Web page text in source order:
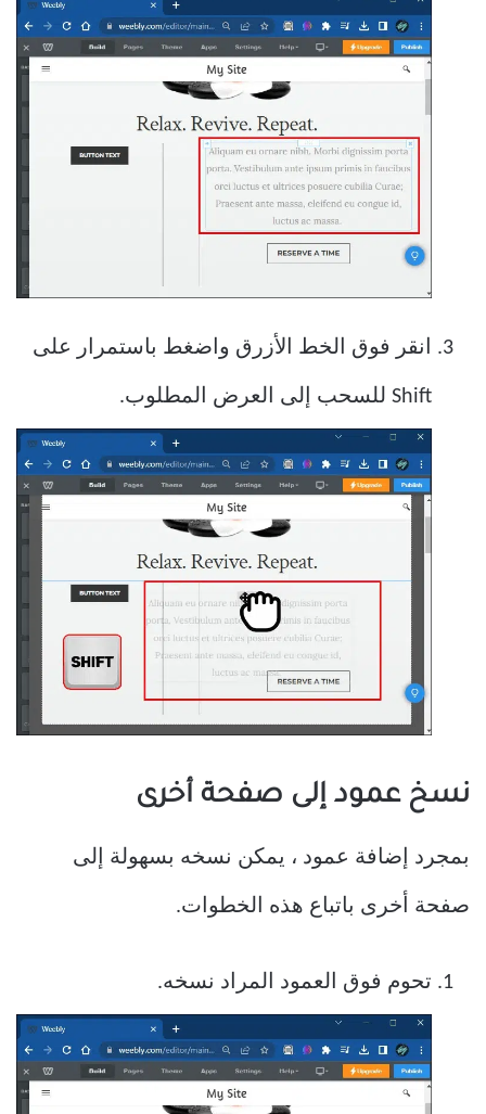
انقر فوق الخط الأزرق واضغط باستمرار على
Shift للسحب إلى العرض المطلوب.
نسخ عمود إلى صفحة أخرى
بمجرد إضافة عمود ، يمكن نسخه بسهولة إلى
صفحة أخرى باتباع هذه الخطوات.
تحوم فوق العمود المراد نسخه.